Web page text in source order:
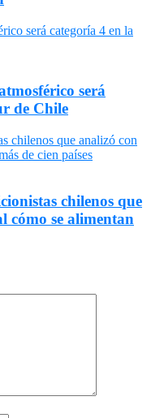
será
de Chile
chilenos que
cómo se alimentan